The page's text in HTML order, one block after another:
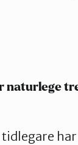
naturlege